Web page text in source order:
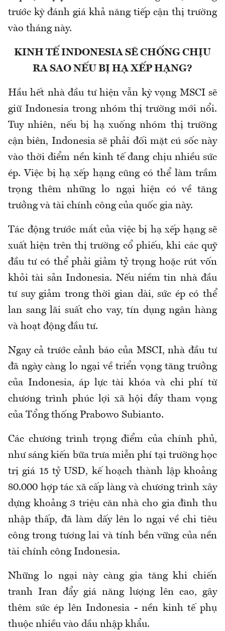
trước kỳ đánh giá khả năng tiếp cận thị trường
vào tháng này.
KINH TẾ INDONESIA SẼ CHỐNG CHỊU
RA SAO NẾU BỊ HẠ XẾP HẠNG?
Hầu hết nhà đầu tư hiện vẫn kỳ vọng MSCI sẽ
giữ Indonesia trong nhóm thị trường mới nổi.
Tuy nhiên, nếu bị hạ xuống nhóm thị trường
cận biên, Indonesia sẽ phải đối mặt cú sốc này
vào thời điểm nền kinh tế đang chịu nhiều sức
ép. Việc bị hạ xếp hạng cũng có thể làm trầm
trọng thêm những lo ngại hiện có về tăng
trưởng và tài chính công của quốc gia này.
Tác động trước mắt của việc bị hạ xếp hạng sẽ
xuất hiện trên thị trường cổ phiếu, khi các quỹ
đầu tư có thể phải giảm tỷ trọng hoặc rút vốn
khỏi tài sản Indonesia. Nếu niềm tin nhà đầu
tư suy giảm trong thời gian dài, sức ép có thể
lan sang lãi suất cho vay, tín dụng ngân hàng
và hoạt động đầu tư.
Ngay cả trước cảnh báo của MSCI, nhà đầu tư
đã ngày càng lo ngại về triển vọng tăng trưởng
của Indonesia, áp lực tài khóa và chi phí từ
chương trình phúc lợi xã hội đầy tham vọng
của Tổng thống Prabowo Subianto.
Các chương trình trọng điểm của chính phủ,
như sáng kiến bữa trưa miễn phí tại trường học
trị giá 15 tỷ USD, kế hoạch thành lập khoảng
80.000 hợp tác xã cấp làng và chương trình xây
dựng khoảng 3 triệu căn nhà cho gia đình thu
nhập thấp, đã làm dấy lên lo ngại về chi tiêu
công trong tương lai và tính bền vững của nền
tài chính công Indonesia.
Những lo ngại này càng gia tăng khi chiến
tranh Iran đẩy giá năng lượng lên cao, gây
thêm sức ép lên Indonesia - nền kinh tế phụ
thuộc nhiều vào dầu nhập khẩu.